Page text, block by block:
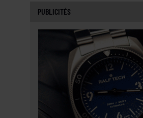
PUBLICITÉS